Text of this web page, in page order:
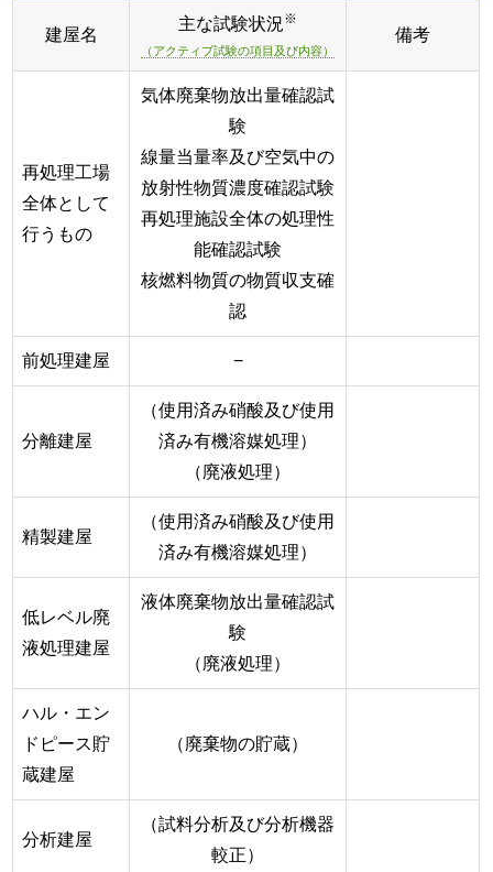
建屋名
主な試験状況※
（アクティブ試験の項目及び内容）
備考
再処理工場
全体として
行うもの
気体廃棄物放出量確認試
験
線量当量率及び空気中の
放射性物質濃度確認試験
再処理施設全体の処理性
能確認試験
核燃料物質の物質収支確
認
前処理建屋 −
分離建屋
（使用済み硝酸及び使用
済み有機溶媒処理）
（廃液処理）
精製建屋
（使用済み硝酸及び使用
済み有機溶媒処理）
低レベル廃
液処理建屋
液体廃棄物放出量確認試
験
（廃液処理）
ハル・エン
ドピース貯
蔵建屋
（廃棄物の貯蔵）
分析建屋
（試料分析及び分析機器
較正）